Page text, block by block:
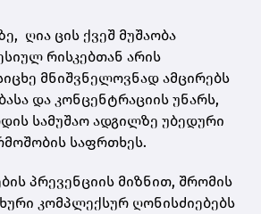
ღია ცის ქვეშ მუშაობა
რისკებთან არის
მნიშვნელოვნად ამცირებს
და კონცენტრაციის უნარს,
სამუშაო ადგილზე უბედური
საფრთხეს.
პრევენციის მიზნით, შრომის
კომპლექსურ ღონისძიებებს